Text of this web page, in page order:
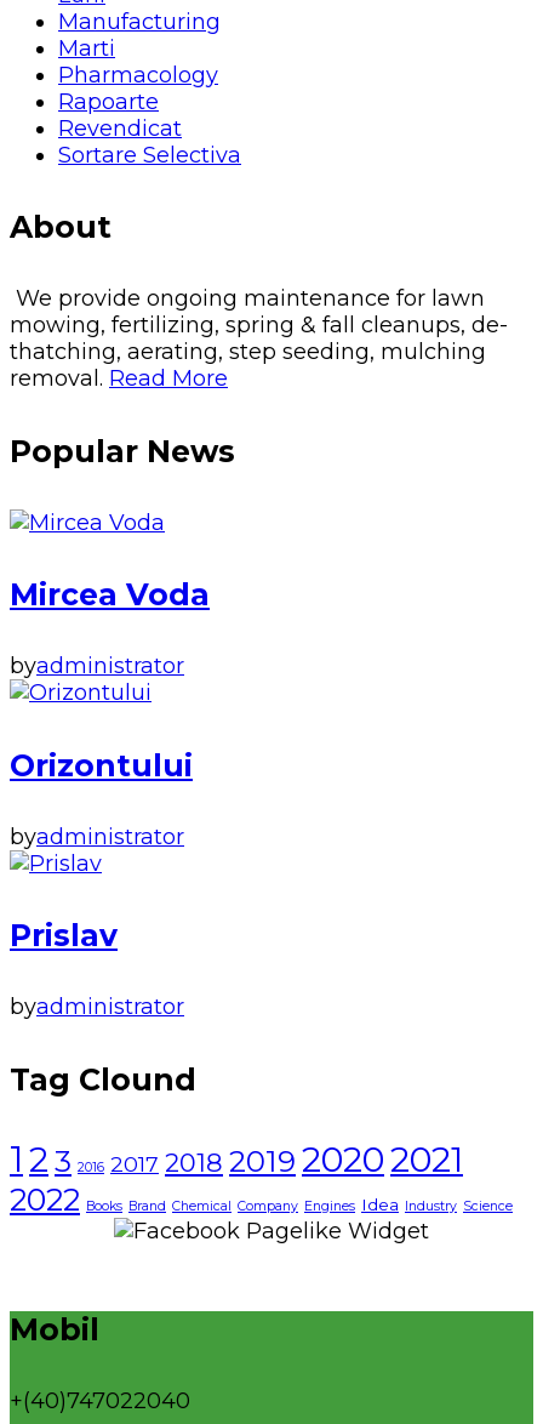
Manufacturing
Marti
Pharmacology
Rapoarte
Revendicat
Sortare Selectiva
About
We provide ongoing maintenance for lawn
mowing, fertilizing, spring & fall cleanups, de-
thatching, aerating, step seeding, mulching
removal. Read More
Popular News
Mircea Voda
byadministrator
Orizontului
byadministrator
Prislav
byadministrator
Tag Clound
1 2 3 2016 2017 2018 2019 20202021
2022 Books Brand Chemical Company Engines Idea Industry Science
Mobil
+(40)747022040